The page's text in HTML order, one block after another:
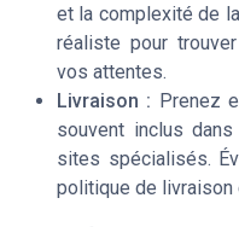
et la complexité de
réaliste pour
vos attentes.
Livraison : Prenez
souvent inclus
sites spécialisés.
politique de livraison